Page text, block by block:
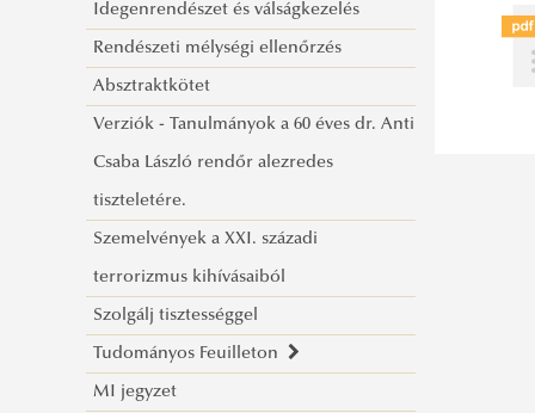
Idegenrendészet és válságkezelés
Rendészeti mélységi ellenőrzés
Absztraktkötet
Verziók - Tanulmányok a 60 éves dr. Anti
Csaba László rendőr alezredes
tiszteletére.
Szemelvények a XXI. századi
terrorizmus kihívásaiból
Szolgálj tisztességgel
Tudományos Feuilleton
Tájékoztató a megjelent írásokkal
MI jegyzet